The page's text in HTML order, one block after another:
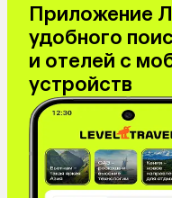
Приложение
удобного
и отелей с
устройств